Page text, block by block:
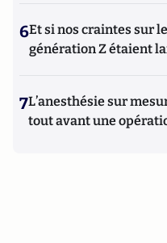
6Et si nos craintes sur
génération Z étaient
7L’anesthésie sur
tout avant une